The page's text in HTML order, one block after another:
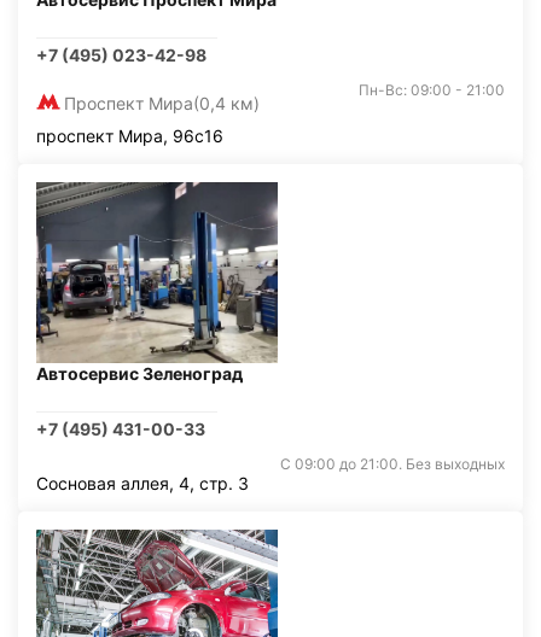
+7 (495) 023-42-98
Проспект Мира(0,4 км)
Пн-Вс: 09:00 - 21:00
проспект Мира, 96с16
Автосервис Зеленоград
+7 (495) 431-00-33
С 09:00 до 21:00. Без выходных
Сосновая аллея, 4, стр. 3